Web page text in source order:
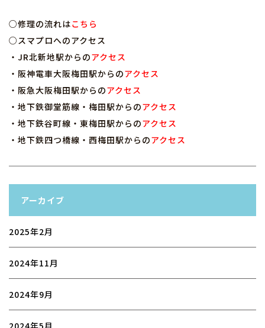
○修理の流れはこちら
○スマプロへのアクセス
・JR北新地駅からのアクセス
・阪神電車大阪梅田駅からのアクセス
・阪急大阪梅田駅からのアクセス
・地下鉄御堂筋線・梅田駅からのアクセス
・地下鉄谷町線・東梅田駅からのアクセス
・地下鉄四つ橋線・西梅田駅からのアクセス
アーカイブ
2025年2月
2024年11月
2024年9月